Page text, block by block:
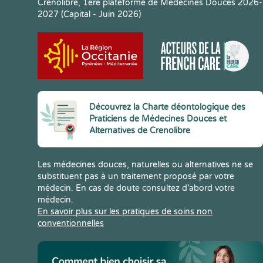
Crenolibre, 1ere plateforme de Médecines Douces 2026-
2027 (Capital - Juin 2026)
Découvrez la Charte déontologique des
Praticiens de Médecines Douces et
Alternatives de Crenolibre
Les médecines douces, naturelles ou alternatives ne se
substituent pas à un traitement proposé par votre
médecin. En cas de doute consultez d’abord votre
médecin.
En savoir plus sur les pratiques de soins non
conventionnelles